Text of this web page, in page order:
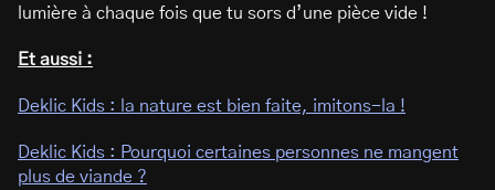
lumière à chaque fois que tu sors d’une pièce vide !
Et aussi :
Deklic Kids : la nature est bien faite, imitons-la !
Deklic Kids : Pourquoi certaines personnes ne mangent
plus de viande ?